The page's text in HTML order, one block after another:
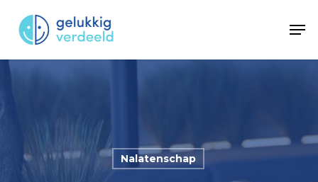
main
content
Nalatenschap